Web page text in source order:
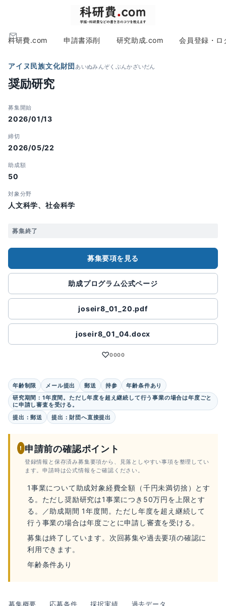
科研費.com 申請書添削 研究助成.com 会員登録・ロ
アイヌ民族文化財団あいぬみんぞくぶんかざいだん
奨励研究
募集開始
2026/01/13
締切
2026/05/22
助成額
50
対象分野
人文科学、社会科学
募集終了
募集要項を見る
助成プログラム公式ページ
joseir8_01_20.pdf
joseir8_01_04.docx
♡0000
年齢制限 メール提出 郵送 持参
年齢条件あり
研究期間：1年度間。ただし年度を超え継続して行う事業の場合は年度ごと
に申請し審査を受ける。
提出：郵送
提出：財団へ直接提出
! 申請前の確認ポイント
登録情報と保存済み募集要項から、見落としやすい事項を整理してい
ます。申請時は公式情報をご確認ください。
1事業について助成対象経費全額（千円未満切捨）とす
る。ただし奨励研究は1事業につき50万円を上限とす
る。／助成期間 1年度間。ただし年度を超え継続して
行う事業の場合は年度ごとに申請し審査を受ける。
募集は終了しています。次回募集や過去要項の確認に
利用できます。
年齢条件あり
募集概要 応募条件 採択実績 過去データ